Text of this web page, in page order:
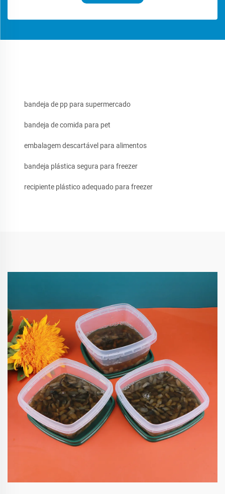
bandeja de pp para supermercado
bandeja de comida para pet
embalagem descartável para alimentos
bandeja plástica segura para freezer
recipiente plástico adequado para freezer